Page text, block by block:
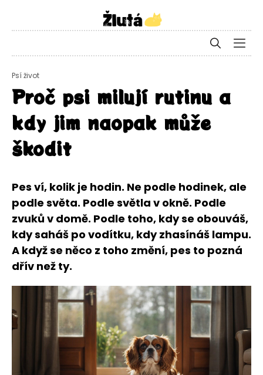
Psí život
Proč psi milují rutinu a
kdy jim naopak může
škodit
Pes ví, kolik je hodin. Ne podle hodinek, ale
podle světa. Podle světla v okně. Podle
zvuků v domě. Podle toho, kdy se obouváš,
kdy saháš po vodítku, kdy zhasínáš lampu.
A když se něco z toho změní, pes to pozná
dřív než ty.